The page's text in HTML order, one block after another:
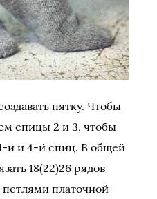
пятку. Чтобы
спицы 2 и 3, чтобы
й и 4-й спиц. В общей
18(22)26 рядов
платочной